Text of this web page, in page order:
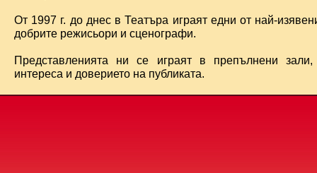
От 1997 г. до днес в Театъра играят едни от най-
добрите режисьори и сценографи.
Представленията ни се играят в препълнени
интереса и доверието на публиката.